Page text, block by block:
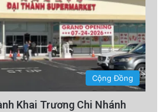
Cộng Đồng
Khai Trương Chi Nhánh